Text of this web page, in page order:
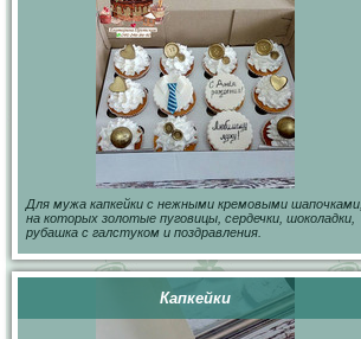
Для мужа капкейки с нежными кремовыми шапочками,
на которых золотые пуговицы, сердечки, шоколадки,
рубашка с галстуком и поздравления.
Капкейки